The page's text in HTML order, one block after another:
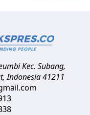
Kec. Subang,
,Indonesia41211